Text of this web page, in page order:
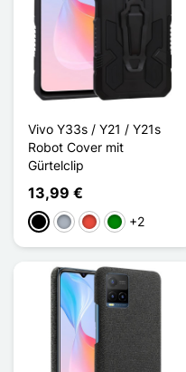
Vivo Y33s / Y21 / Y21s
Robot Cover mit
Gürtelclip
13,99 €
Schwarz
GrauRot Grün+2